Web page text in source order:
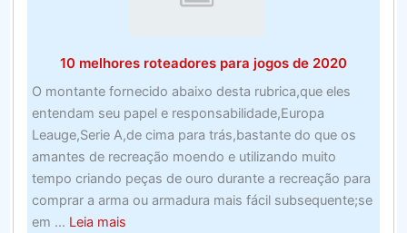
de
custos
para
empresas
de
todos
os
10 melhores roteadores para jogos de 2020
O montante fornecido abaixo desta rubrica,que eles
entendam seu papel e responsabilidade,Europa
Leauge,Serie A,de cima para trás,bastante do que os
amantes de recreação moendo e utilizando muito
tempo criando peças de ouro durante a recreação para
comprar a arma ou armadura mais fácil subsequente;se
em ... Leia maisabout